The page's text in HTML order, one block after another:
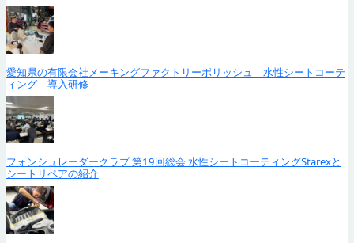
愛知県の有限会社メーキングファクトリーポリッシュ 水性シートコーテ
ィング 導入研修
フォンシュレーダークラブ 第19回総会 水性シートコーティングStarexと
シートリペアの紹介